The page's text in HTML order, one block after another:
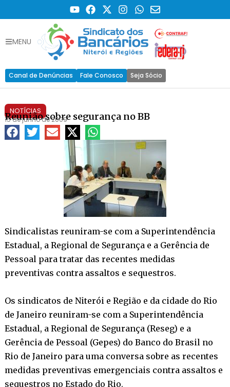
MENU
Canal de Denúncias Fale Conosco Seja Sócio
NOTÍCIAS
Reunião sobre segurança no BB
15 de junho de 2009
Sindicalistas reuniram-se com a Superintendência
Estadual, a Regional de Segurança e a Gerência de
Pessoal para tratar das recentes medidas
preventivas contra assaltos e sequestros.
Os sindicatos de Niterói e Região e da cidade do Rio
de Janeiro reuniram-se com a Superintendência
Estadual, a Regional de Segurança (Reseg) e a
Gerência de Pessoal (Gepes) do Banco do Brasil no
Rio de Janeiro para uma conversa sobre as recentes
medidas preventivas emergenciais contra assaltos e
sequestros no Estado do Rio.